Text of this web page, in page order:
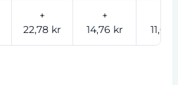
+
22,78 kr
+
14,76 kr
11,65